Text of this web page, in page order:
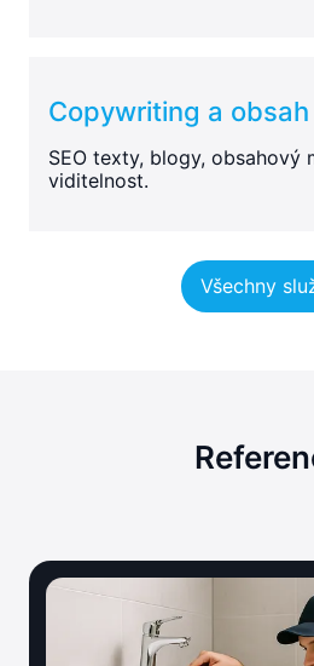
Copywriting a obsah
SEO texty, blogy, obsahový
viditelnost.
Všechny